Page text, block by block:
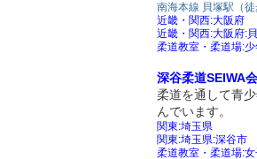
南海本線 貝塚駅（
近畿・関西:大阪府
近畿・関西:大阪府:
柔道教室・柔道場:
深谷柔道SEIWA会
柔道を通して青
んでいます。
関東:埼玉県
関東:埼玉県:深谷市
柔道教室・柔道場: